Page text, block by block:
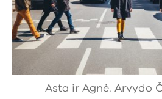
Asta ir Agnė. Arvydo